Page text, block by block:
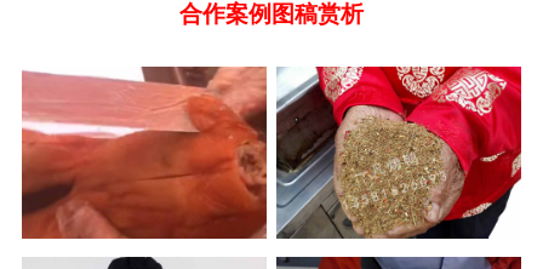
合作案例图稿赏析